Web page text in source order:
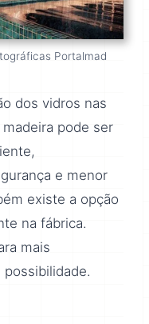
Portalmad
dos vidros nas
pode ser
e menor
existe a opção
na fábrica.
mais